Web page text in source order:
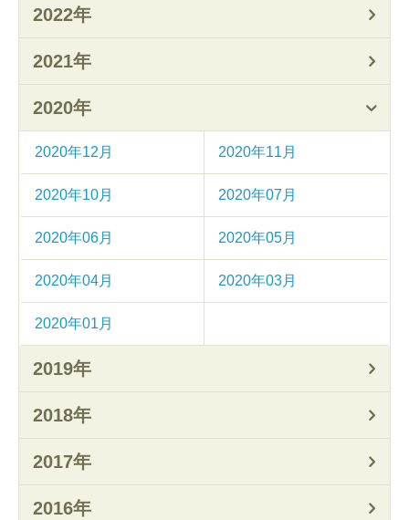
2022年
2021年
2020年
2020年12月 2020年11月
2020年10月 2020年07月
2020年06月 2020年05月
2020年04月 2020年03月
2020年01月
2019年
2018年
2017年
2016年